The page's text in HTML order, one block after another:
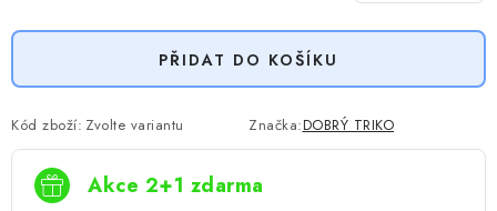
PŘIDAT DO KOŠÍKU
Kód zboží: Zvolte variantu Značka:DOBRÝ TRIKO
Akce 2+1 zdarma